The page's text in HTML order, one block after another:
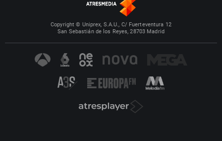
Copyright © Uniprex, S.A.U., C/ Fuerteventura 12
San Sebastián de los Reyes, 28703 Madrid